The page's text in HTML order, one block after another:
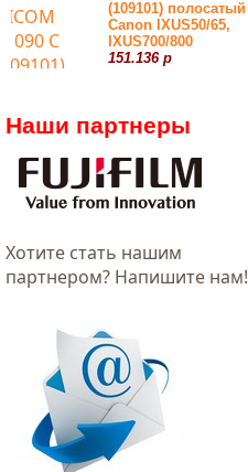
(109101) полосатый
Canon IXUS50/65,
IXUS700/800
151.136 р
Наши партнеры
Хотитe стать нашим
партнером? Напишите нам!